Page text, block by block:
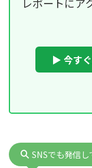
レポートにア
▶ 今す
SNSでも発信し